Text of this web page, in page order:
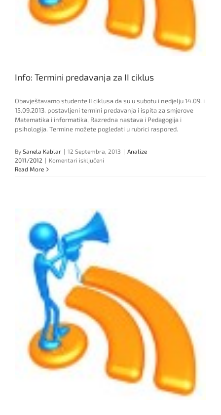
Info: Termini predavanja za II ciklus
Obavještavamo studente II ciklusa da su u subotu i nedjelju 14.09. i
15.09.2013. postavljeni termini predavanja i ispita za smjerove
Matematika i informatika, Razredna nastava i Pedagogija i
psihologija. Termine možete pogledati u rubrici raspored.
By Sanela Kablar | 12 Septembra, 2013 | Analize
2011/2012 | Komentari isključeni
Termini
Read More